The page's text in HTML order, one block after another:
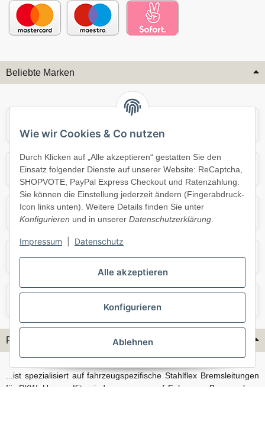
Alle akzeptieren
Konfigurieren
Ablehnen
Wie wir Cookies & Co nutzen
Durch Klicken auf „Alle akzeptieren“ gestatten Sie den
Einsatz folgender Dienste auf unserer Website: ReCaptcha,
SHOPVOTE, PayPal Express Checkout und Ratenzahlung.
Sie können die Einstellung jederzeit ändern (Fingerabdruck-
Icon links unten). Weitere Details finden Sie unter
Konfigurieren und in unserer Datenschutzerklärung.
Impressum Datenschutz
Beliebte Marken
Mercedes Mini
Opel Porsche
Skoda Smart
Flex-Hydraulik...
...ist spezialisiert auf fahrzeugspezifische Stahlflex Bremsleitungen
für PKW. Unsere Kits sind passgenau auf Fahrzeug, Bremsanlage